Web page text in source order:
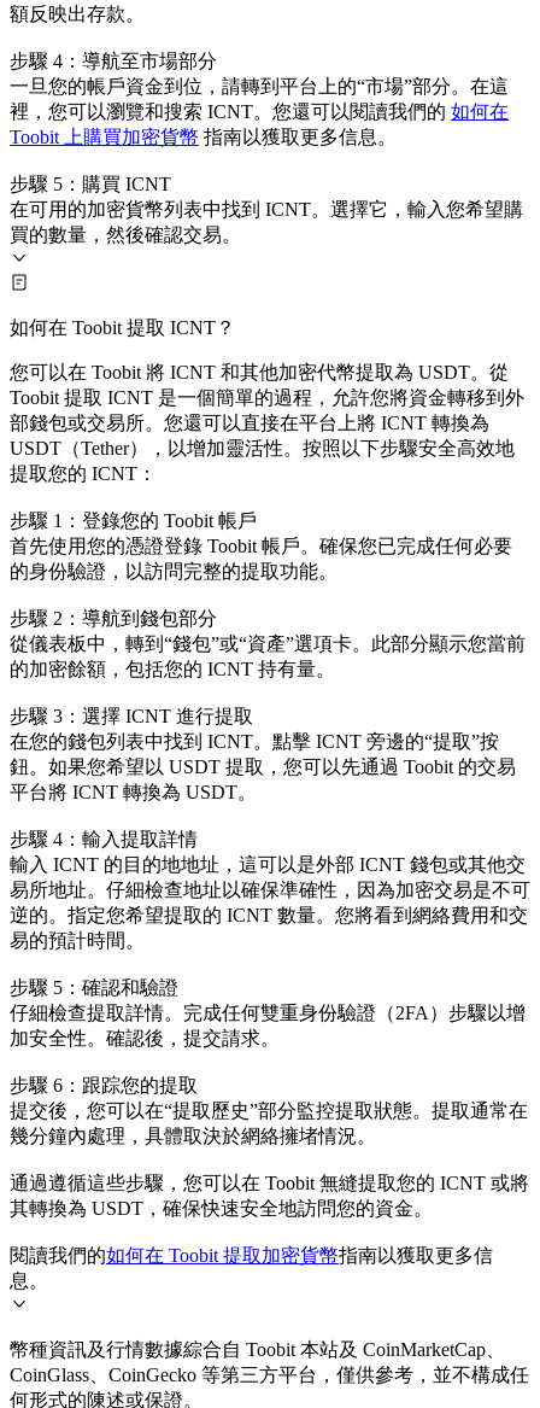
額反映出存款。
步驟 4：導航至市場部分
一旦您的帳戶資金到位，請轉到平台上的“市場”部分。在這
裡，您可以瀏覽和搜索 ICNT。您還可以閱讀我們的 如何在
Toobit 上購買加密貨幣 指南以獲取更多信息。
步驟 5：購買 ICNT
在可用的加密貨幣列表中找到 ICNT。選擇它，輸入您希望購
買的數量，然後確認交易。
如何在 Toobit 提取 ICNT？
您可以在 Toobit 將 ICNT 和其他加密代幣提取為 USDT。從
Toobit 提取 ICNT 是一個簡單的過程，允許您將資金轉移到外
部錢包或交易所。您還可以直接在平台上將 ICNT 轉換為
USDT（Tether），以增加靈活性。按照以下步驟安全高效地
提取您的 ICNT：
步驟 1：登錄您的 Toobit 帳戶
首先使用您的憑證登錄 Toobit 帳戶。確保您已完成任何必要
的身份驗證，以訪問完整的提取功能。
步驟 2：導航到錢包部分
從儀表板中，轉到“錢包”或“資產”選項卡。此部分顯示您當前
的加密餘額，包括您的 ICNT 持有量。
步驟 3：選擇 ICNT 進行提取
在您的錢包列表中找到 ICNT。點擊 ICNT 旁邊的“提取”按
鈕。如果您希望以 USDT 提取，您可以先通過 Toobit 的交易
平台將 ICNT 轉換為 USDT。
步驟 4：輸入提取詳情
輸入 ICNT 的目的地地址，這可以是外部 ICNT 錢包或其他交
易所地址。仔細檢查地址以確保準確性，因為加密交易是不可
逆的。指定您希望提取的 ICNT 數量。您將看到網絡費用和交
易的預計時間。
步驟 5：確認和驗證
仔細檢查提取詳情。完成任何雙重身份驗證（2FA）步驟以增
加安全性。確認後，提交請求。
步驟 6：跟踪您的提取
提交後，您可以在“提取歷史”部分監控提取狀態。提取通常在
幾分鐘內處理，具體取決於網絡擁堵情況。
通過遵循這些步驟，您可以在 Toobit 無縫提取您的 ICNT 或將
其轉換為 USDT，確保快速安全地訪問您的資金。
閱讀我們的如何在 Toobit 提取加密貨幣指南以獲取更多信
息。
幣種資訊及行情數據綜合自 Toobit 本站及 CoinMarketCap、
CoinGlass、CoinGecko 等第三方平台，僅供參考，並不構成任
何形式的陳述或保證。